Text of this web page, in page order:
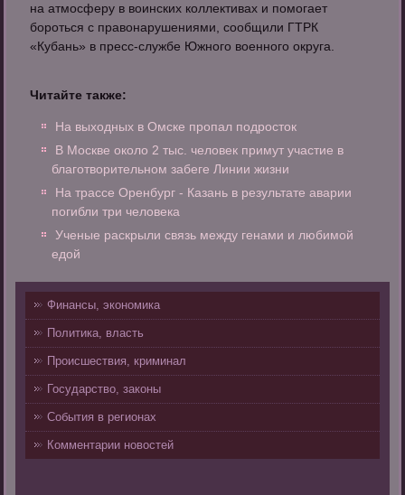
на атмосферу в воинских коллективах и помогает
бороться с правонарушениями, сообщили ГТРК
«Кубань» в пресс-службе Южного военного округа.
Читайте также:
На выходных в Омске пропал подросток
В Москве около 2 тыс. человек примут участие в
благотворительном забеге Линии жизни
На трассе Оренбург - Казань в результате аварии
погибли три человека
Ученые раскрыли связь между генами и любимой
едой
Финансы, экономика
Политика, власть
Происшествия, криминал
Государство, законы
События в регионах
Комментарии новостей